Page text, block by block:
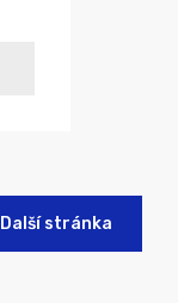
Další stránka